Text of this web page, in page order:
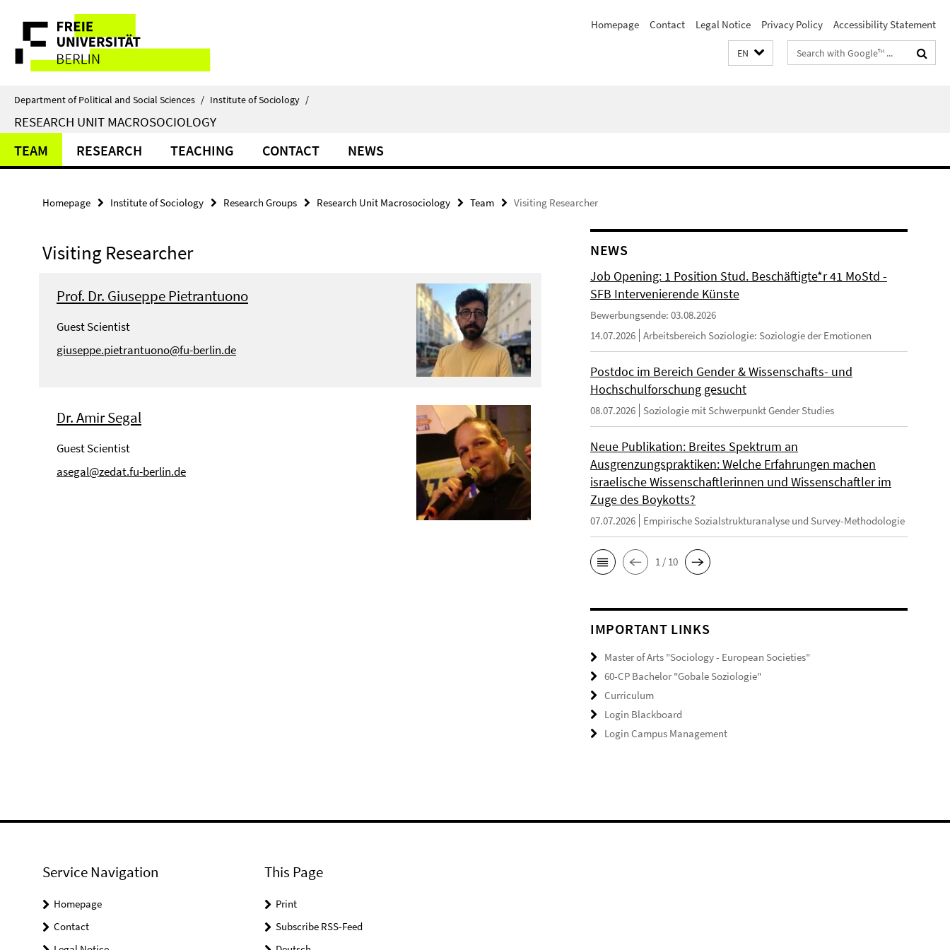
direkt
Inhalt
Service
Navigation
Homepage Contact Legal Notice Privacy Policy Accessibility Statement
EN
Search
terms
Department of Political and Social Sciences / Institute of Sociology /
RESEARCH UNIT MACROSOCIOLOGY
TEAM RESEARCH TEACHING CONTACT NEWS
Homepage Institute of Sociology Research Groups Research Unit Macrosociology Team Visiting Researcher
Visiting Researcher
Prof. Dr. Giuseppe Pietrantuono
Guest Scientist
giuseppe.pietrantuono@fu-berlin.de
Dr. Amir Segal
Guest Scientist
asegal@zedat.fu-berlin.de
NEWS
Job Opening: 1 Position Stud. Beschäftigte*r 41 MoStd -
SFB Intervenierende Künste
Bewerbungsende: 03.08.2026
14.07.2026 Arbeitsbereich Soziologie: Soziologie der Emotionen
Postdoc im Bereich Gender & Wissenschafts- und
Hochschulforschung gesucht
08.07.2026 Soziologie mit Schwerpunkt Gender Studies
Neue Publikation: Breites Spektrum an
Ausgrenzungspraktiken: Welche Erfahrungen machen
israelische Wissenschaftlerinnen und Wissenschaftler im
Zuge des Boykotts?
07.07.2026 Empirische Sozialstrukturanalyse und Survey-Methodologie
1 / 10
IMPORTANT LINKS
Master of Arts "Sociology - European Societies"
60-CP Bachelor "Gobale Soziologie"
Curriculum
Login Blackboard
Login Campus Management
Service Navigation
Homepage
Contact
This Page
Print
Subscribe RSS-Feed